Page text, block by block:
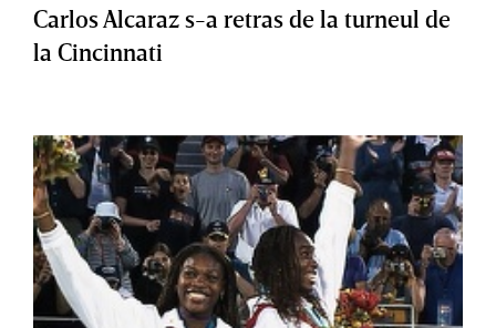
Carlos Alcaraz s-a retras de la turneul de
la Cincinnati